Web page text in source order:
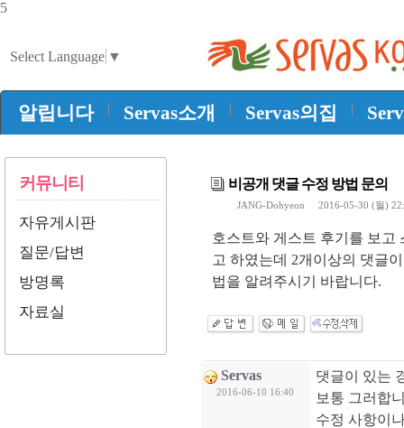
5
Select Language ▼
알립니다 | Servas소개 | Servas의집 |
커뮤니티
자유게시판
질문/답변
방명록
자료실
비공개 댓글 수정 방법 문의
JANG-Dohyeon 2016-05-30 (월)
호스트와 게스트 후기를 보고
고 하였는데 2개이상의 댓글
법을 알려주시기 바랍니다.
Servas
2016-06-10 16:40
댓글이 있는
보통 그러합
수정 사항이